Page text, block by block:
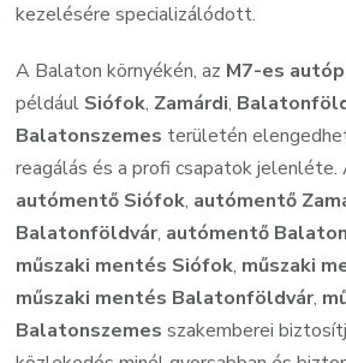
kezelésére specializálódott.
A Balaton környékén, az M7-es
például Siófok, Zamárdi,
Balatonszemes területén
reagálás és a profi csapatok
autómentő Siófok, autómentő
Balatonföldvár, autómentő
műszaki mentés Siófok, műszaki
műszaki mentés Balatonföldvár,
Balatonszemes szakemberei